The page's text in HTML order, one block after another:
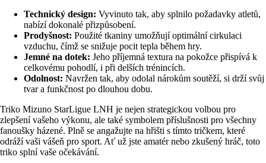
Technický design: Vyvinuto tak, aby splnilo požadavky atletů,
nabízí dokonalé přizpůsobení.
Prodyšnost: Použité tkaniny umožňují optimální cirkulaci
vzduchu, čímž se snižuje pocit tepla během hry.
Jemné na dotek: Jeho příjemná textura na pokožce přispívá k
celkovému pohodlí, i při delších trénincích.
Odolnost: Navržen tak, aby odolal nárokům soutěží, si drží svůj
tvar a funkčnost po dlouhou dobu.
Triko Mizuno StarLigue LNH je nejen strategickou volbou pro
zlepšení vašeho výkonu, ale také symbolem příslušnosti pro všechny
fanoušky házené. Plně se angažujte na hřišti s tímto tričkem, které
odráží vaši vášeň pro sport. Ať už jste amatér nebo zkušený hráč, toto
triko splní vaše očekávání.